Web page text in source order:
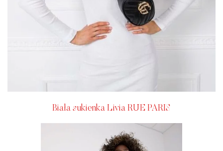
Biała sukienka Livia RUE PARIS